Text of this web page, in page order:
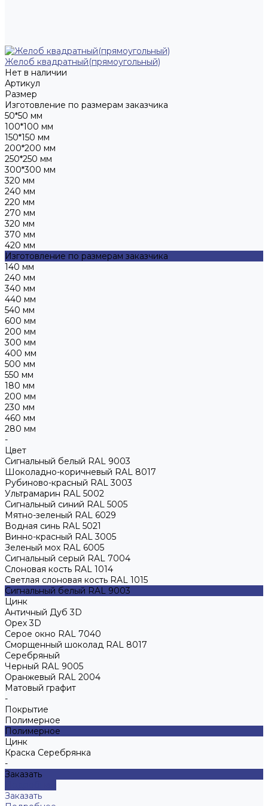
Желоб квадратный(прямоугольный)
Нет в наличии
Артикул
Размер
Изготовление по размерам заказчика
50*50 мм
100*100 мм
150*150 мм
200*200 мм
250*250 мм
300*300 мм
320 мм
240 мм
220 мм
270 мм
320 мм
370 мм
420 мм
Изготовление по размерам заказчика
140 мм
240 мм
340 мм
440 мм
540 мм
600 мм
200 мм
300 мм
400 мм
500 мм
550 мм
180 мм
200 мм
230 мм
460 мм
280 мм
-
Цвет
Сигнальный белый RAL 9003
Шоколадно-коричневый RAL 8017
Рубиново-красный RAL 3003
Ультрамарин RAL 5002
Сигнальный синий RAL 5005
Мятно-зеленый RAL 6029
Водная синь RAL 5021
Винно-красный RAL 3005
Зеленый мох RAL 6005
Сигнальный серый RAL 7004
Слоновая кость RAL 1014
Светлая слоновая кость RAL 1015
Сигнальный белый RAL 9003
Цинк
Античный Дуб 3D
Орех 3D
Серое окно RAL 7040
Сморщенный шоколад RAL 8017
Серебряный
Черный RAL 9005
Оранжевый RAL 2004
Матовый графит
-
Покрытие
Полимерное
Полимерное
Цинк
Краска Серебрянка
-
Заказать
Заказать